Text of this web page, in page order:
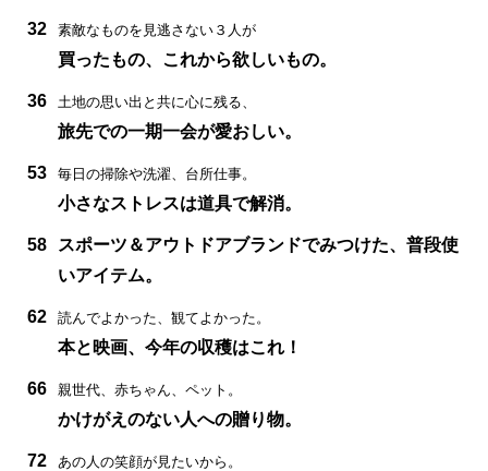
32 素敵なものを見逃さない３人が
買ったもの、これから欲しいもの。
36 土地の思い出と共に心に残る、
旅先での一期一会が愛おしい。
53 毎日の掃除や洗濯、台所仕事。
小さなストレスは道具で解消。
58
スポーツ＆アウトドアブランドでみつけた、普段使
いアイテム。
62 読んでよかった、観てよかった。
本と映画、今年の収穫はこれ！
66 親世代、赤ちゃん、ペット。
かけがえのない人への贈り物。
72 あの人の笑顔が見たいから。